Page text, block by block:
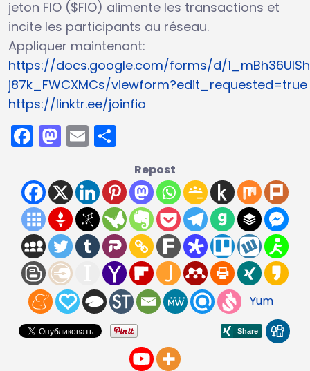
jeton FIO ($FIO) alimente les transactions et
incite les participants au réseau.
Appliquer maintenant:
https://docs.google.com/forms/d/
j87k_FWCXMCs/viewform?edit_requested=true
https://linktr.ee/joinfio
Facebook
Mastodon
Email
Repost
Yum